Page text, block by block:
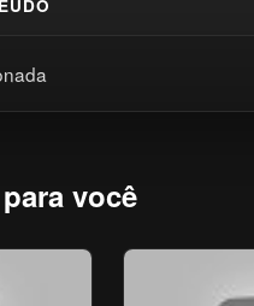
você